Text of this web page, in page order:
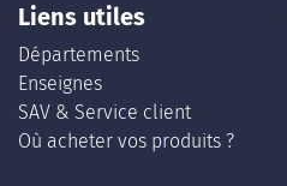
Liens utiles
Départements
Enseignes
SAV & Service client
Où acheter vos produits ?